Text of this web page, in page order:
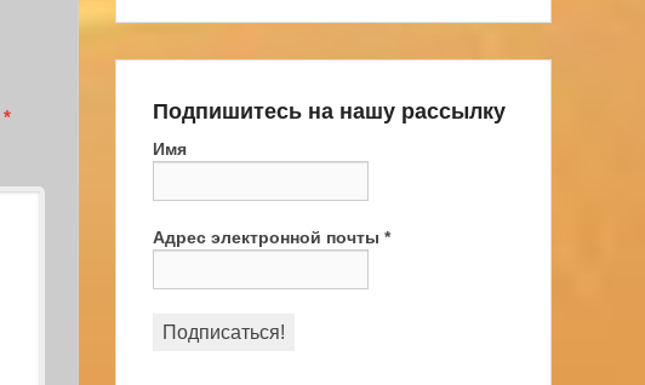
* Подпишитесь на нашу рассылку
Имя
Адрес электронной почты *